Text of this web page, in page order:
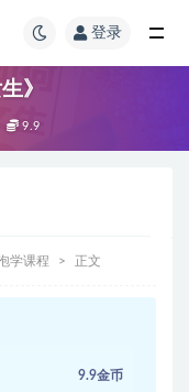
登录
》
9.9
学课程 正文
9.9金币